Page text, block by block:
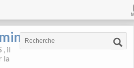
, il
la